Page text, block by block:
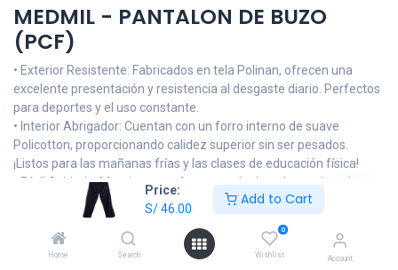
Price:
S/46.00
Add to Cart
Home Search
0
Wishlist Account
MEDMIL - PANTALON DE BUZO
(PCF)
• Exterior Resistente: Fabricados en tela Polinan, ofrecen una
excelente presentación y resistencia al desgaste diario. Perfectos
para deportes y el uso constante.
• Interior Abrigador: Cuentan con un forro interno de suave
Policotton, proporcionando calidez superior sin ser pesados.
¡Listos para las mañanas frías y las clases de educación física!
• Fácil Cuidado: Mantienen su forma y color lavado tras lavado,
facilitando la vida de los padres.
NOTA: Las imágenes son referenciales, el producto podrá llevar
alguna modificación en el logo o tonalidad del color de la prenda